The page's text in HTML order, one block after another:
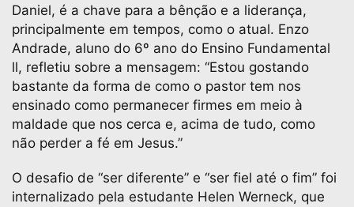
Daniel, é a chave para a bênção e a liderança,
principalmente em tempos, como o atual. Enzo
Andrade, aluno do 6º ano do Ensino Fundamental
ll, refletiu sobre a mensagem: “Estou gostando
bastante da forma de como o pastor tem nos
ensinado como permanecer firmes em meio à
maldade que nos cerca e, acima de tudo, como
não perder a fé em Jesus.”
O desafio de “ser diferente” e “ser fiel até o fim” foi
internalizado pela estudante Helen Werneck, que